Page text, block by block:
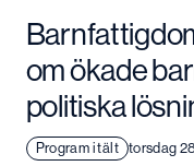
om ökade
politiska
Program i tält torsdag